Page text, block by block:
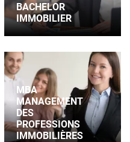
BACHELOR
IMMOBILIER
MBA
MANAGEMENT
DES
PROFESSIONS
IMMOBILIÈRES